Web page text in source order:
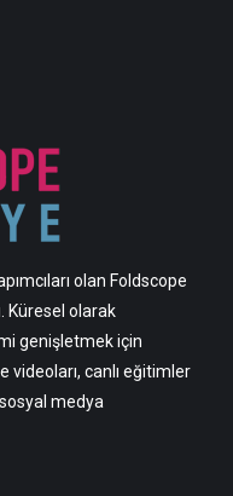
olan Foldscope
Küresel olarak
genişletmek için
videoları, canlı eğitimler
medya